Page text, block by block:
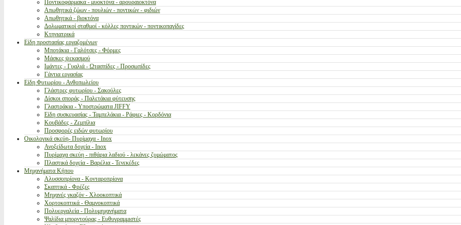
Ποντικοφάρμακα - μυοκτόνα - αρουραιοκτόνα
Απωθητικά ζώων - πουλιών - ποντικών - φιδιών
Απωθητικά - βιοκτόνα
Δολωματικοί σταθμοί - κόλλες ποντικών - ποντικοπαγίδες
Κτηνιατρικά
Είδη προστασίας εργαζομένων
Μποτάκια - Γαλότσες - Φόρμες
Μάσκες ψεκασμού
Ιμάντες - Γυαλιά - Ωτασπίδες - Προσωπίδες
Γάντια εργασίας
Είδη Φυτωρίου - Ανθοπωλείου
Γλάστρες φυτωρίου - Σακούλες
Δίσκοι σποράς - Παλετάκια φύτευσης
Γλαστράκια - Υποστρώματα JIFFY
Είδη συσκευασίας - Ταμπελάκια - Ράφιες - Κορδόνια
Κουβάδες - Ζεμπίλια
Προσφορές ειδών φυτωρίου
Οικολογικά σκεύη- Πυρίμαχα - Inox
Ανοξείδωτα δοχεία - Inox
Πυρίμαχα σκεύη - πιθάρια λαδιού - λεκάνες ζυμώματος
Πλαστικά δοχεία - Βαρέλια - Τενεκέδες
Μηχανήματα Κήπου
Αλυσσοπρίονα - Κονταροπρίονα
Σκαπτικά - Φρέζες
Μηχανές γκαζόν - Χλοοκοπτικά
Χορτοκοπτικά - Θαμνοκοπτικά
Πολυεργαλεία - Πολυμηχανήματα
Ψαλίδια μπορντούρας - Ευθυγραμμιστές